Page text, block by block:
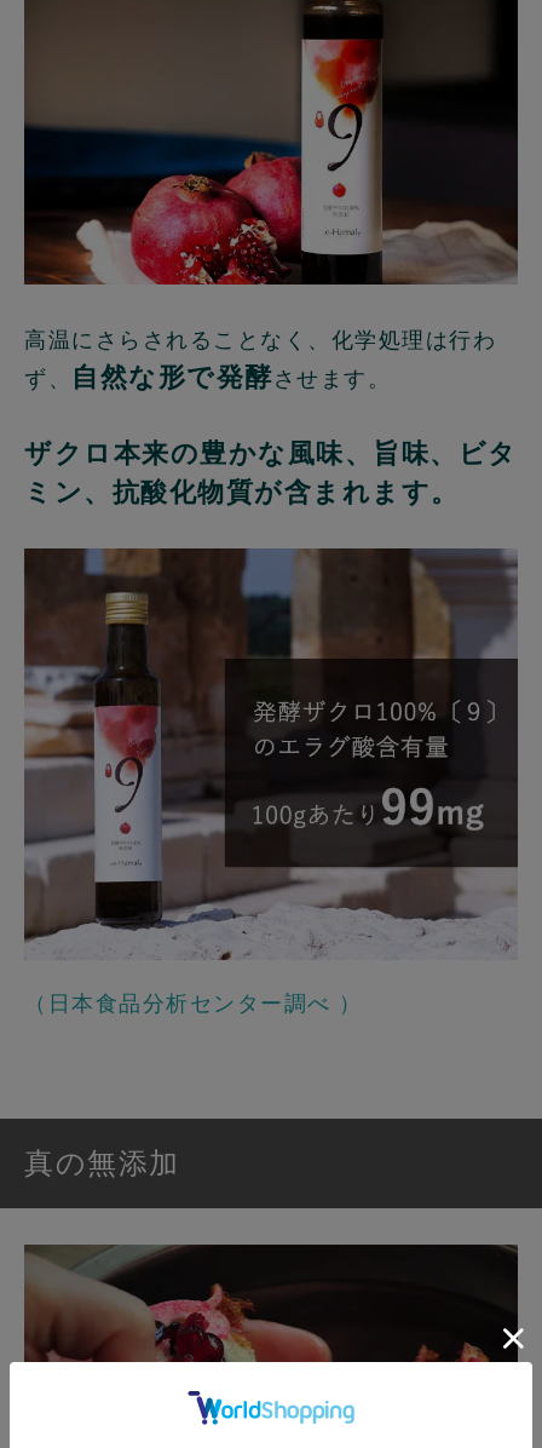
高温にさらされることなく、化学処理は行わ
ず、
自然な形で発酵させます。
ザクロ本来の豊かな風味、旨味、ビタ
ミン、抗酸化物質が含まれます。
（日本食品分析センター調べ ）
真の無添加